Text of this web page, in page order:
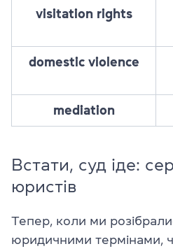
visitation rights
domestic violence
mediation
Встати, суд іде:
юристів
Тепер, коли ми
юридичними термінами,